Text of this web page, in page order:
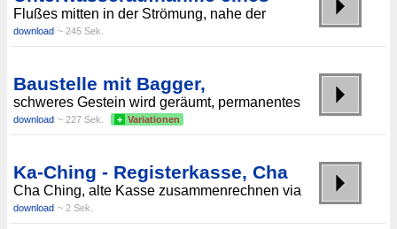
Flußes mitten in der Strömung, nahe der
download ~ 245 Sek.
Baustelle mit Bagger,
schweres Gestein wird geräumt, permanentes
download ~ 227 Sek. + Variationen
Ka-Ching - Registerkasse, Cha
Cha Ching, alte Kasse zusammenrechnen via
download ~ 2 Sek.